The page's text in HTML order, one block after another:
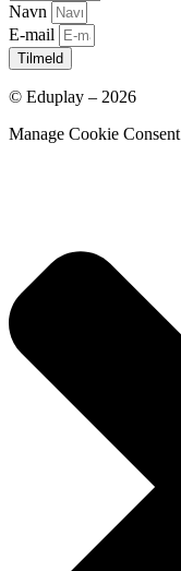
Navn
E-mail
Tilmeld
© Eduplay – 2026
Manage Cookie Consent